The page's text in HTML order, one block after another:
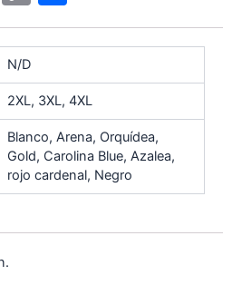
o
p
y
Li
n
k
o
m
p
ar
tir
N/D
2XL, 3XL, 4XL
Blanco, Arena, Orquídea,
Gold, Carolina Blue, Azalea,
rojo cardenal, Negro